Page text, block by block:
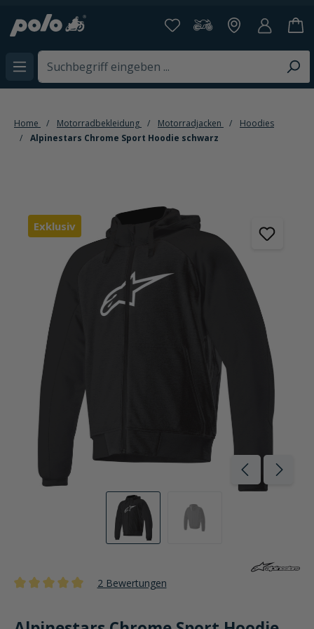
springen
Home Motorradbekleidung Motorradjacken
Hoodies
Alpinestars Chrome Sport Hoodie schwarz
Bildergalerie überspringen
Exklusiv
2 Bewertungen